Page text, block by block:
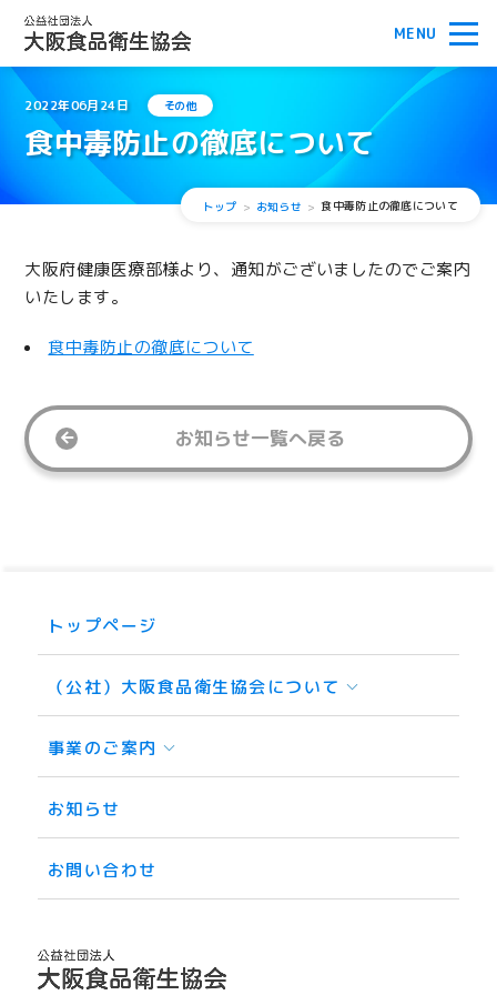
2022年06月24日 その他
食中毒防止の徹底について
トップ お知らせ 食中毒防止の徹底について
大阪府健康医療部様より、通知がございましたのでご案内
いたします。
食中毒防止の徹底について
お知らせ一覧へ戻る
トップページ
（公社）大阪食品衛生協会について
事業のご案内
お知らせ
お問い合わせ